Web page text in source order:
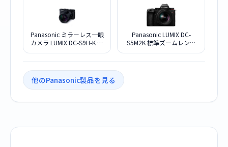
Panasonic ミラーレス一眼
カメラ LUMIX DC-S9H-K 高
Panasonic LUMIX DC-
S5M2K 標準ズームレンズ
他のPanasonic製品を見る